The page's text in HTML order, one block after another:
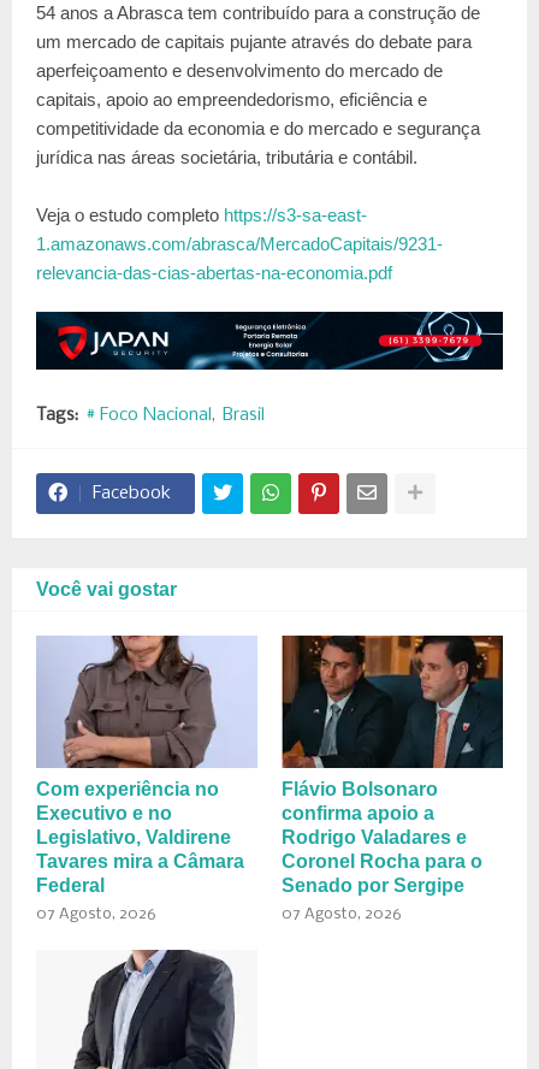
54 anos a Abrasca tem contribuído para a construção de
um mercado de capitais pujante através do debate para
aperfeiçoamento e desenvolvimento do mercado de
capitais, apoio ao empreendedorismo, eficiência e
competitividade da economia e do mercado e segurança
jurídica nas áreas societária, tributária e contábil.
Veja o estudo completo https://s3-sa-east-
1.amazonaws.com/abrasca/MercadoCapitais/9231-
relevancia-das-cias-abertas-na-economia.pdf
Tags: # Foco Nacional Brasil
Facebook
Você vai gostar
Com experiência no
Executivo e no
Legislativo, Valdirene
Tavares mira a Câmara
Federal
07 Agosto, 2026
Flávio Bolsonaro
confirma apoio a
Rodrigo Valadares e
Coronel Rocha para o
Senado por Sergipe
07 Agosto, 2026